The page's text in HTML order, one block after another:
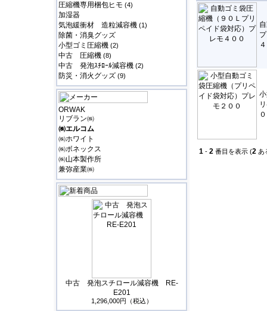
圧縮機専用梱包ヒモ (4)
加湿器
気泡緩衝材 造粒減容機 (1)
除菌・消臭グッズ
小型ゴミ圧縮機 (2)
中古 圧縮機 (8)
中古 発泡ｽﾁﾛｰﾙ減容機 (2)
防災・消火グッズ (9)
ORWAK
リブラン㈱
㈱エルコム
㈱ホワイト
㈱ボネックス
㈱山本製作所
兼弥産業㈱
中古 発泡スチロール減容機 RE-
E201
1,296,000円（税込）
1 - 2 番目を表示 (2 あ